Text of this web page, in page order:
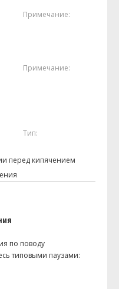
Примечание:
Примечание:
Тип:
перед кипячением
по поводу
типовыми паузами: